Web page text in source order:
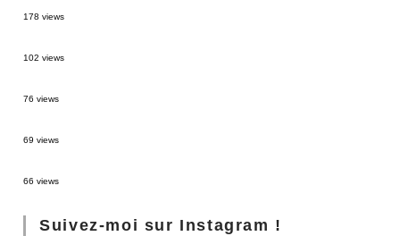
178 views
102 views
76 views
69 views
66 views
Suivez-moi sur Instagram !